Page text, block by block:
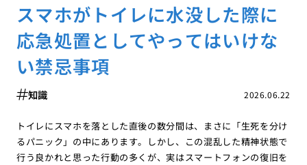
スマホがトイレに水没した際に
応急処置としてやってはいけな
い禁忌事項
2026.06.22
知識
トイレにスマホを落とした直後の数分間は、まさに「生死を分け
るパニック」の中にあります。しかし、この混乱した精神状態で
行う良かれと思った行動の多くが、実はスマートフォンの復旧を